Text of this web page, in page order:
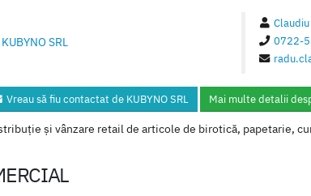
KUBYNO SRL
0722-
Vreau să fiu contactat de KUBYNO SRL Mai multe detalii
și vânzare retail de articole de birotică, papetarie,